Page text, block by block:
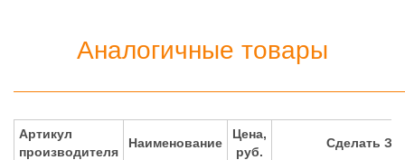
Аналогичные товары
Артикул
производителя
Наименование
Цена,
руб.
Сделать